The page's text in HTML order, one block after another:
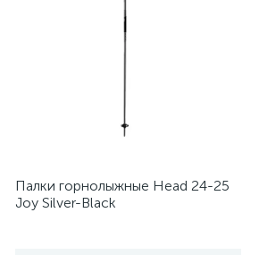
Палки горнолыжные Head 24-25
Joy Silver-Black